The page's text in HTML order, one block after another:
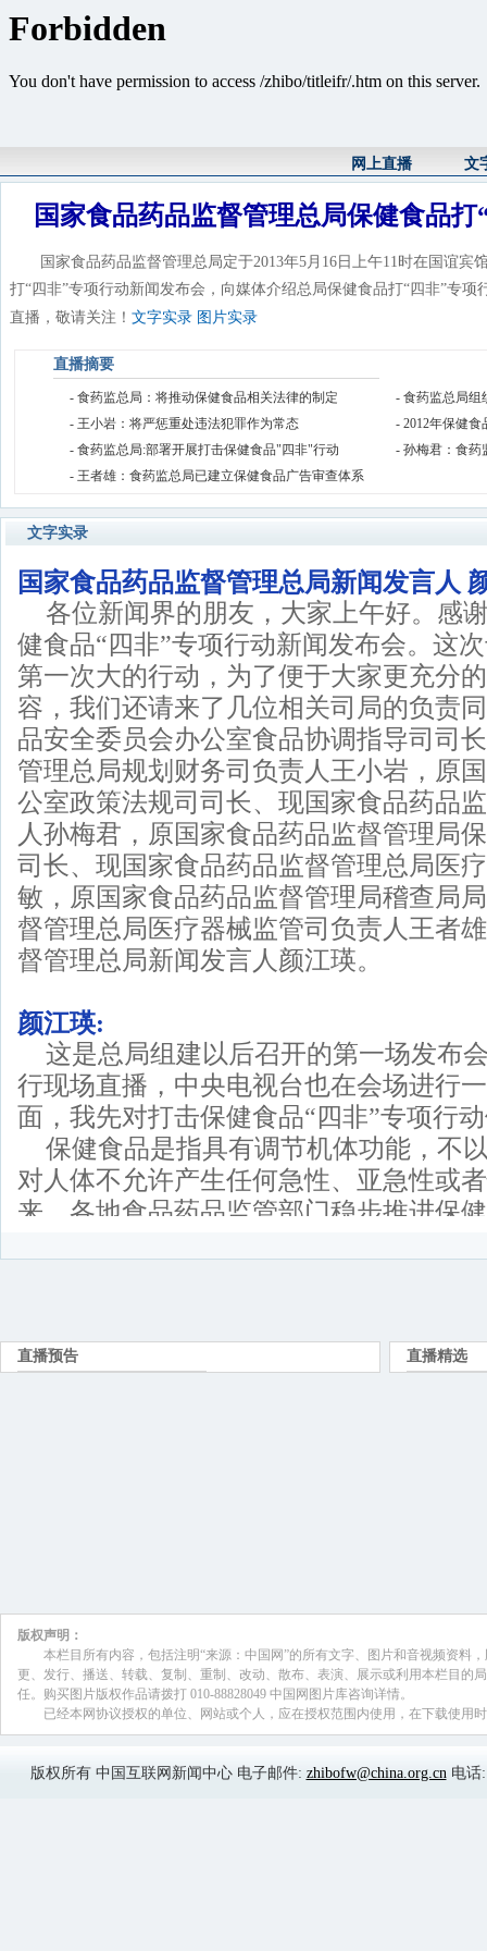
网上直播 文
国家食品药品监督管理总局保健食品
国家食品药品监督管理总局定于2013年5月16日上午11时在国谊宾
打“四非”专项行动新闻发布会，向媒体介绍总局保健食品打“四非”专
直播，敬请关注！ 文字实录 图片实录
直播摘要
- 食药监总局：将推动保健食品相关法律的制定 - 食药监总局组
- 王小岩：将严惩重处违法犯罪作为常态 - 2012年保健食
- 食药监总局:部署开展打击保健食品"四非"行动 - 孙梅君：食药
- 王者雄：食药监总局已建立保健食品广告审查体系
文字实录
国家食品药品监督管理总局新闻发言人
各位新闻界的朋友，大家上午好。感
健食品“四非”专项行动新闻发布会。这
第一次大的行动，为了便于大家更充分
容，我们还请来了几位相关司局的负责
品安全委员会办公室食品协调指导司司
管理总局规划财务司负责人王小岩，原
公室政策法规司司长、现国家食品药品
人孙梅君，原国家食品药品监督管理局
司长、现国家食品药品监督管理总局医
敏，原国家食品药品监督管理局稽查局
督管理总局医疗器械监管司负责人王者
督管理总局新闻发言人颜江瑛。
颜江瑛:
这是总局组建以后召开的第一场发布
行现场直播，中央电视台也在会场进行
面，我先对打击保健食品“四非”专项行
保健食品是指具有调节机体功能，不
对人体不允许产生任何急性、亚急性或
来，各地食品药品监管部门稳步推进保
们国家保健食品产业方兴未艾。
一些不法企业以食品批准文号、生产
文号等假冒保健食品，不顾消费者健康
利。比如食品药品监管部门和公安部门
康软胶囊”案件，购进价为53.5元/盒的
破获的伪造、盗用保健食品批准文号假